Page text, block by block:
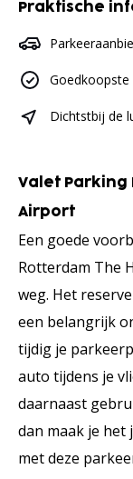
Praktische
Goedkoopste
Dichtstbij de
Valet Parking
Airport
Een goede
Rotterdam The
weg. Het
een belangrijk
tijdig je
auto tijdens je
daarnaast
dan maak je het
met deze